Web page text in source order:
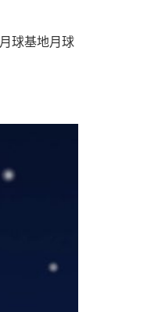
球基地月球